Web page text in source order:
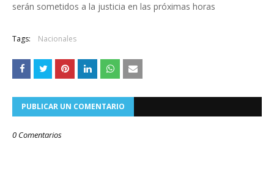
serán sometidos a la justicia en las próximas horas
Tags: Nacionales
PUBLICAR UN COMENTARIO
0 Comentarios